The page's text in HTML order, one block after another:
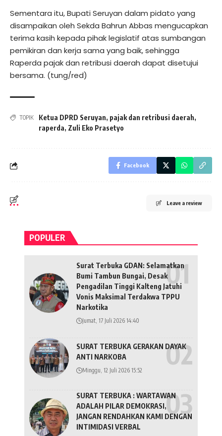
Sementara itu, Bupati Seruyan dalam pidato yang
disampaikan oleh Sekda Bahrun Abbas mengucapkan
terima kasih kepada pihak legislatif atas sumbangan
pemikiran dan kerja sama yang baik, sehingga
Raperda pajak dan retribusi daerah dapat disetujui
bersama. (tung/red)
TOPIK Ketua DPRD Seruyan, pajak dan retribusi daerah,
raperda, Zuli Eko Prasetyo
Facebook
Leave a review
POPULER
Surat Terbuka GDAN: Selamatkan
Bumi Tambun Bungai, Desak
Pengadilan Tinggi Kalteng Jatuhi
Vonis Maksimal Terdakwa TPPU
Narkotika
Jumat, 17 Juli 2026 14:40
SURAT TERBUKA GERAKAN DAYAK
ANTI NARKOBA
Minggu, 12 Juli 2026 15:52
SURAT TERBUKA : WARTAWAN
ADALAH PILAR DEMOKRASI,
JANGAN RENDAHKAN KAMI DENGAN
INTIMIDASI VERBAL